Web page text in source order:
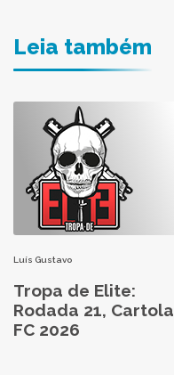
Leia também
Luís Gustavo
Tropa de Elite:
Rodada 21, Cartola
FC 2026